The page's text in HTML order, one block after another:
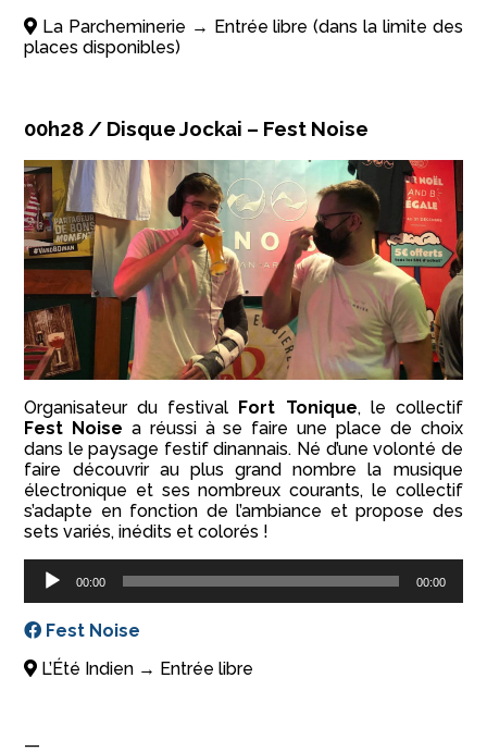
La Parcheminerie → Entrée libre (dans la limite des
places disponibles)
00h28 / Disque Jockai – Fest Noise
Organisateur du festival Fort Tonique, le collectif
Fest Noise a réussi à se faire une place de choix
dans le paysage festif dinannais. Né d’une volonté de
faire découvrir au plus grand nombre la musique
électronique et ses nombreux courants, le collectif
s’adapte en fonction de l’ambiance et propose des
sets variés, inédits et colorés !
Lecteur
audio
00:00 00:00
Fest Noise
L’Été Indien → Entrée libre
—